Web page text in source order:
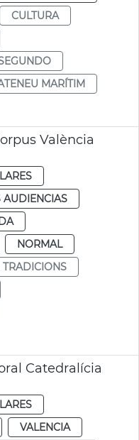
CULTURA
MARÍTIM
València
AUDIENCIAS
NORMAL
TRADICIONS
Catedralícia
VALENCIA